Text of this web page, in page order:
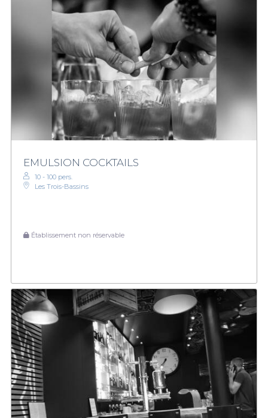
EMULSION COCKTAILS
10 - 100 pers.
Les Trois-Bassins
Établissement non réservable